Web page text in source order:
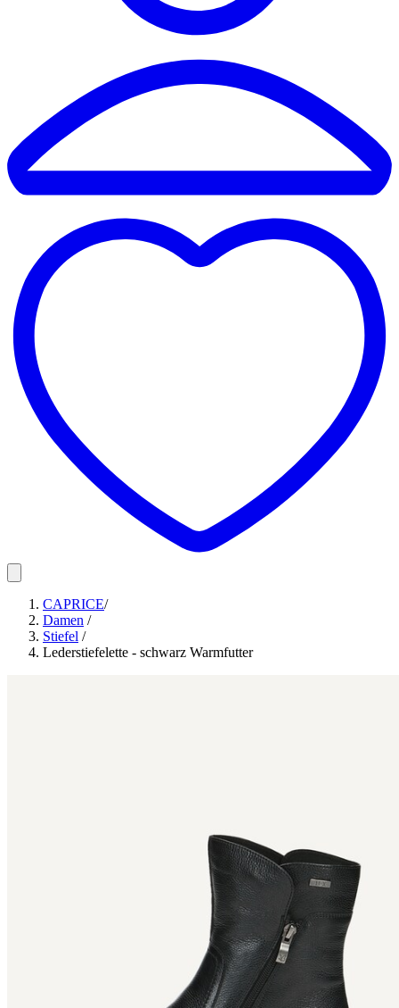
CAPRICE/
Damen /
Stiefel /
Lederstiefelette - schwarz Warmfutter